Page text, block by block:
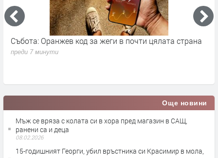
Събота: Оранжев код за жеги в почти цялата страна
преди 7 минути
Още новини
Мъж се вряза с колата си в хора пред магазин в САЩ,
ранени са и деца
08.02.2026
15-годишният Георги, убил връстника си Красимир в мола,